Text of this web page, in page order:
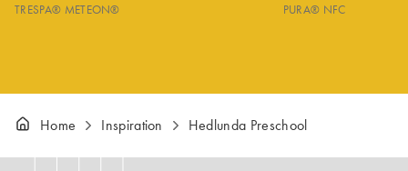
TRESPA® METEON® PURA® NFC
Home Inspiration Hedlunda Preschool